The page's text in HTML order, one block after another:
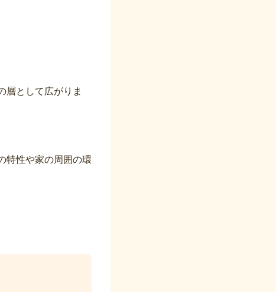
層として広がりま
特性や家の周囲の環